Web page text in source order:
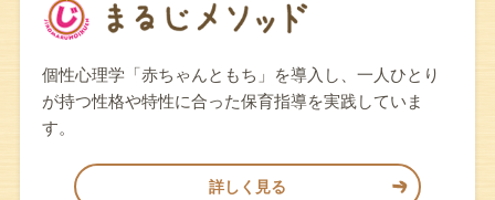
個性心理学「赤ちゃんともち」を導入し、一人ひとり
が持つ性格や特性に合った保育指導を実践していま
す。
詳しく見る